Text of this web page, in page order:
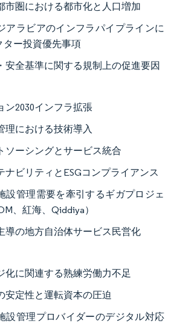
市圏における都市化と人口増加
アラビアのインフラパイプラインに
ター投資優先事項
安全基準に関する規制上の促進要因
ン2030インフラ拡張
理における技術導入
ソーシングとサービス統合
ナビリティとESGコンプライアンス
設管理需要を牽引するギガプロジェ
、紅海、Qiddiya）
導の地方自治体サービス民営化
化に関連する熟練労働力不足
安定性と運転資本の圧迫
設管理プロバイダーのデジタル対応